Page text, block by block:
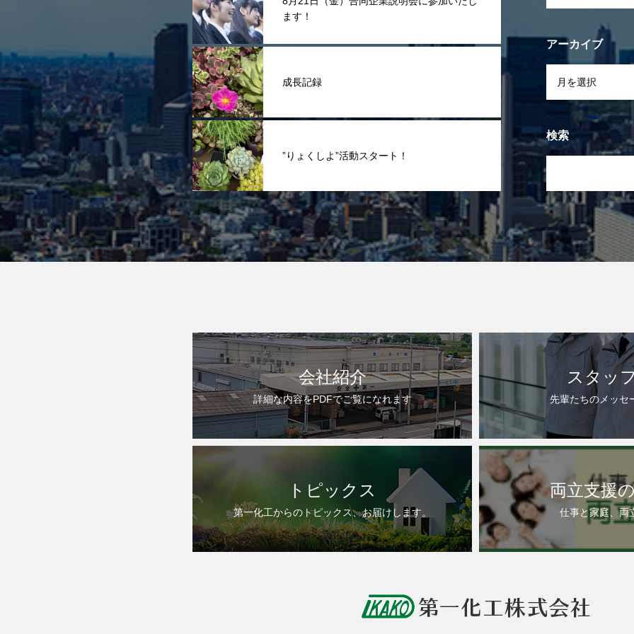
ます！
成長記録
”りょくしよ”活動スタート！
アーカイブ
検索
会社紹介
詳細な内容をPDFでご覧になれます
スタッ
先輩たちのメッセ
トピックス
第一化工からのトピックス、お届けします。
両立支援
仕事と家庭、両